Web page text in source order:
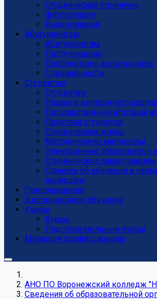
Студенческая страничка
Фотогалерея
Видеогалерея
Абитуриентам
Абитуриентам
Поступающим
Перспективы выпускников
Специальности
Студентам
Студентам
Правила внутреннего
Государственная итоговая
Практика студентов
Студенческая жизнь
Методические материалы
Электронные
Студенческое
Справки об обучении и
пересдачу
Преподаватели
Дистанционное обучение
Курсы
Курсы
Подготовительные курсы
Молодые профессионалы
АНО ПО Воронежский колледж
Сведения об образовательной